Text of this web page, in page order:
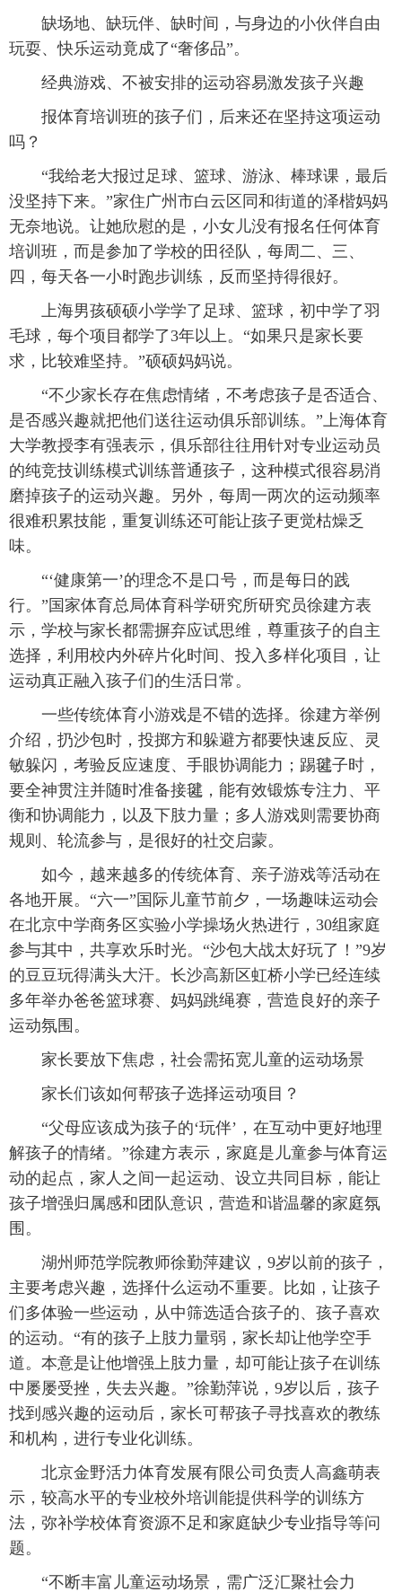
缺场地、缺玩伴、缺时间，与身边的小伙伴自由
玩耍、快乐运动竟成了“奢侈品”。
经典游戏、不被安排的运动容易激发孩子兴趣
报体育培训班的孩子们，后来还在坚持这项运动
吗？
“我给老大报过足球、篮球、游泳、棒球课，最后
没坚持下来。”家住广州市白云区同和街道的泽楷妈妈
无奈地说。让她欣慰的是，小女儿没有报名任何体育
培训班，而是参加了学校的田径队，每周二、三、
四，每天各一小时跑步训练，反而坚持得很好。
上海男孩硕硕小学学了足球、篮球，初中学了羽
毛球，每个项目都学了3年以上。“如果只是家长要
求，比较难坚持。”硕硕妈妈说。
“不少家长存在焦虑情绪，不考虑孩子是否适合、
是否感兴趣就把他们送往运动俱乐部训练。”上海体育
大学教授李有强表示，俱乐部往往用针对专业运动员
的纯竞技训练模式训练普通孩子，这种模式很容易消
磨掉孩子的运动兴趣。另外，每周一两次的运动频率
很难积累技能，重复训练还可能让孩子更觉枯燥乏
味。
“‘健康第一’的理念不是口号，而是每日的践
行。”国家体育总局体育科学研究所研究员徐建方表
示，学校与家长都需摒弃应试思维，尊重孩子的自主
选择，利用校内外碎片化时间、投入多样化项目，让
运动真正融入孩子们的生活日常。
一些传统体育小游戏是不错的选择。徐建方举例
介绍，扔沙包时，投掷方和躲避方都要快速反应、灵
敏躲闪，考验反应速度、手眼协调能力；踢毽子时，
要全神贯注并随时准备接毽，能有效锻炼专注力、平
衡和协调能力，以及下肢力量；多人游戏则需要协商
规则、轮流参与，是很好的社交启蒙。
如今，越来越多的传统体育、亲子游戏等活动在
各地开展。“六一”国际儿童节前夕，一场趣味运动会
在北京中学商务区实验小学操场火热进行，30组家庭
参与其中，共享欢乐时光。“沙包大战太好玩了！”9岁
的豆豆玩得满头大汗。长沙高新区虹桥小学已经连续
多年举办爸爸篮球赛、妈妈跳绳赛，营造良好的亲子
运动氛围。
家长要放下焦虑，社会需拓宽儿童的运动场景
家长们该如何帮孩子选择运动项目？
“父母应该成为孩子的‘玩伴’，在互动中更好地理
解孩子的情绪。”徐建方表示，家庭是儿童参与体育运
动的起点，家人之间一起运动、设立共同目标，能让
孩子增强归属感和团队意识，营造和谐温馨的家庭氛
围。
湖州师范学院教师徐勤萍建议，9岁以前的孩子，
主要考虑兴趣，选择什么运动不重要。比如，让孩子
们多体验一些运动，从中筛选适合孩子的、孩子喜欢
的运动。“有的孩子上肢力量弱，家长却让他学空手
道。本意是让他增强上肢力量，却可能让孩子在训练
中屡屡受挫，失去兴趣。”徐勤萍说，9岁以后，孩子
找到感兴趣的运动后，家长可帮孩子寻找喜欢的教练
和机构，进行专业化训练。
北京金野活力体育发展有限公司负责人高鑫萌表
示，较高水平的专业校外培训能提供科学的训练方
法，弥补学校体育资源不足和家庭缺少专业指导等问
题。
“不断丰富儿童运动场景，需广泛汇聚社会力